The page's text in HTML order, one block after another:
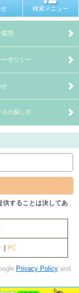
検索メニュー
問
ポリシー
せ
の探し方
供することは決してあ
PC
Privacy Policy and